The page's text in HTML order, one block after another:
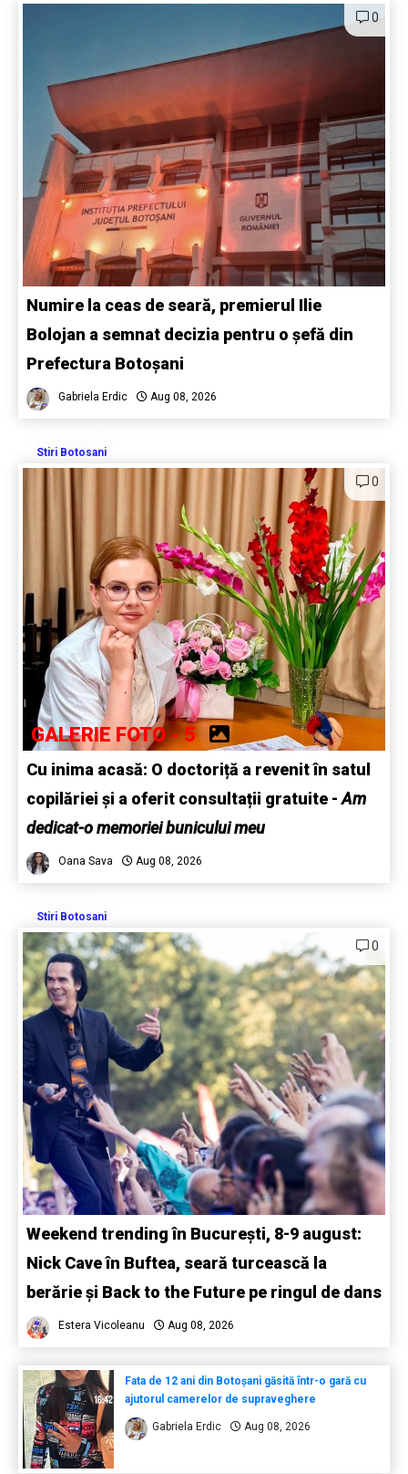
0
Numire la ceas de seară, premierul Ilie
Bolojan a semnat decizia pentru o șefă din
Prefectura Botoșani
Gabriela Erdic Aug 08, 2026
Stiri Botosani
0
GALERIE FOTO - 5
Cu inima acasă: O doctoriță a revenit în satul
copilăriei și a oferit consultații gratuite -Am
dedicat-o memoriei bunicului meu
Oana Sava Aug 08, 2026
Stiri Botosani
0
Weekend trending în București, 8-9 august:
Nick Cave în Buftea, seară turcească la
berărie și Back to the Future pe ringul de dans
Estera Vicoleanu Aug 08, 2026
Fata de 12 ani din Botoșani găsită într-o gară cu
ajutorul camerelor de supraveghere
Gabriela Erdic Aug 08, 2026